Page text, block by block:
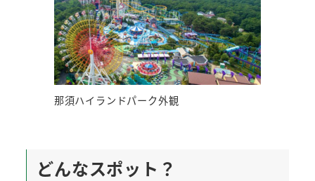
那須ハイランドパーク外観
どんなスポット？